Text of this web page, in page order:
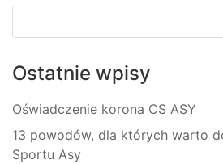
Ostatnie wpisy
Oświadczenie korona CS ASY
13 powodów, dla których warto
Sportu Asy